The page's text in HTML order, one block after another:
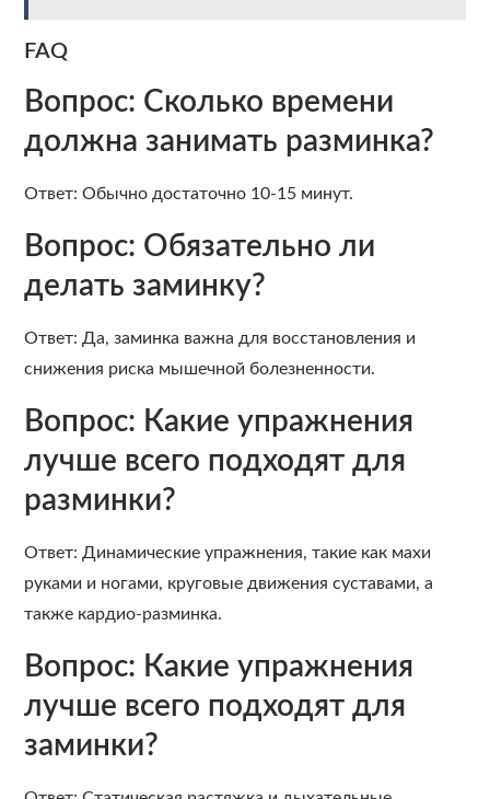
FAQ
Вопрос: Сколько времени
должна занимать разминка?
Ответ: Обычно достаточно 10-15 минут.
Вопрос: Обязательно ли
делать заминку?
Ответ: Да, заминка важна для восстановления и
снижения риска мышечной болезненности.
Вопрос: Какие упражнения
лучше всего подходят для
разминки?
Ответ: Динамические упражнения, такие как махи
руками и ногами, круговые движения суставами, а
также кардио-разминка.
Вопрос: Какие упражнения
лучше всего подходят для
заминки?